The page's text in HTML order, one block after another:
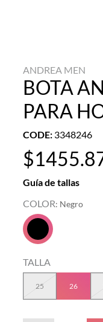
ANDREA MEN
BOTA
PARA
CODE: 3348246
$1455.
Guía de tallas
COLOR: Negro
TALLA
25 26